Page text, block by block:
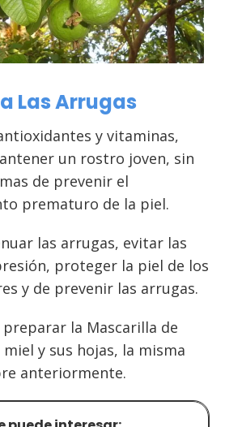
Las Arrugas
y vitaminas,
un rostro joven, sin
de prevenir el
prematuro de la piel.
las arrugas, evitar las
proteger la piel de los
y de prevenir las arrugas.
la Mascarilla de
miel y sus hojas, la misma
anteriormente.